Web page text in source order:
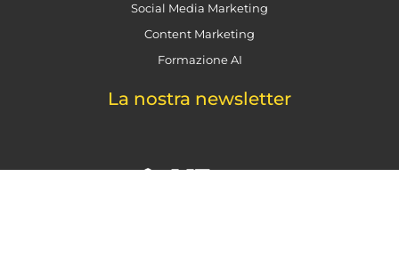
Social Media Marketing
Content Marketing
Formazione AI
La nostra newsletter